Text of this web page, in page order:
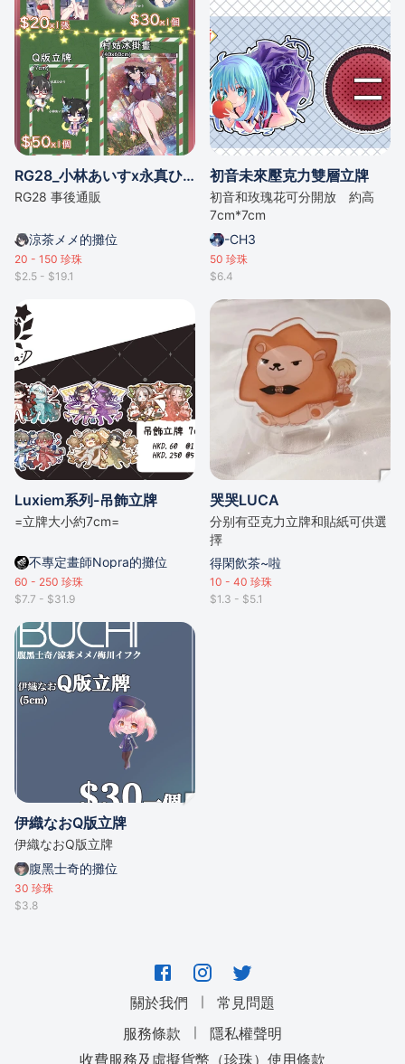
RG28_小林あいすx永真ひかり
RG28 事後通販
涼茶メメ的攤位
20 - 150 珍珠
$2.5 - $19.1
初音未來壓克力雙層立牌
初音和玫瑰花可分開放 約高
7cm*7cm
-CH3
50 珍珠
$6.4
Luxiem系列-吊飾立牌
=立牌大小約7cm=
不專定畫師Nopra的攤位
60 - 250 珍珠
$7.7 - $31.9
哭哭LUCA
分别有亞克力立牌和貼紙可供選
擇
得閑飲茶~啦
10 - 40 珍珠
$1.3 - $5.1
伊織なおQ版立牌
伊織なおQ版立牌
腹黑士奇的攤位
30 珍珠
$3.8
關於我們 ｜
常見問題
服務條款
｜
隱私權聲明
收費服務及虛擬貨幣（珍珠）使用條款